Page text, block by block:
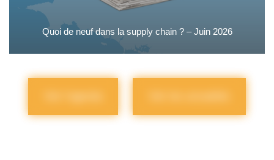
Quoi de neuf dans la supply chain ? – Juin 2026